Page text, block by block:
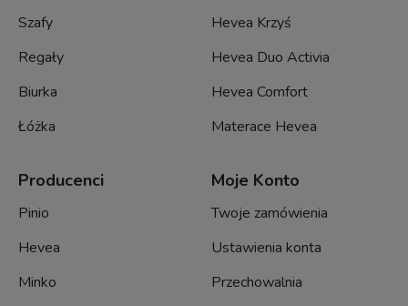
Szafy
Regały
Biurka
Łóżka
Hevea Krzyś
Hevea Duo Activia
Hevea Comfort
Materace Hevea
Producenci
Pinio
Hevea
Minko
Moje Konto
Twoje zamówienia
Ustawienia konta
Przechowalnia